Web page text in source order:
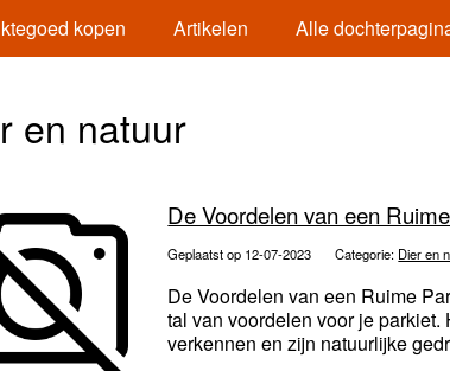
kopen Artikelen Alle
en natuur
De Voordelen van een
Geplaatst op 12-07-2023 Categorie: Dier en
De Voordelen van een Ruime
tal van voordelen voor je
verkennen en zijn natuurlijke